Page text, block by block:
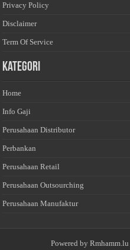
Privacy Policy
Disclaimer
Term Of Service
Kategori
Home
Info Gaji
Perusahaan Distributor
Perbankan
Perusahaan Retail
Perusahaan Outsourching
Perusahaan Manufaktur
Powered by Rmhamm.lu